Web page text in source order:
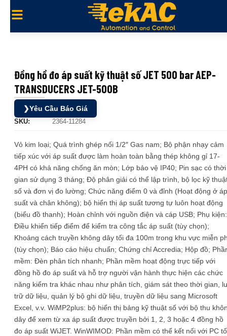
Đồng hồ đo áp suất kỹ thuật số JET 500 bar AEP-
TRANSDUCERS JET-500B
❯Yêu Cầu Báo Giá
SKU: 2364-11284
Vỏ kim loại; Quá trình ghép nối 1/2″ Gas nam; Bộ phận nhạy cảm
tiếp xúc với áp suất được làm hoàn toàn bằng thép không gỉ 17-
4PH có khả năng chống ăn mòn; Lớp bảo vệ IP40; Pin sạc có thời
gian sử dụng 3 tháng; Độ phân giải có thể lập trình, bộ lọc kỹ
số và đơn vị đo lường; Chức năng điểm 0 và đỉnh (Hoạt động ở áp
suất và chân không); bộ hiển thị áp suất tương tự luôn hoạt động
(biểu đồ thanh); Hoàn chỉnh với nguồn điện và cáp USB; Phụ kiện:
Điều khiển tiếp điểm để kiểm tra công tắc áp suất (tùy chọn);
Khoảng cách truyền không dây tối đa 100m trong khu vực miễn
(tùy chọn); Báo cáo hiệu chuẩn; Chứng chỉ Accredia; Hộp đồ;
mềm: Đèn phân tích nhanh; Phần mềm hoạt động trực tiếp với
đồng hồ đo áp suất và hỗ trợ người vận hành thực hiện các chức
năng kiểm tra khác nhau như phân tích, giám sát theo thời gian,
trữ dữ liệu, quản lý bộ ghi dữ liệu, truyền dữ liệu sang Microsoft
Excel, v.v. WiMP2plus: bộ hiển thị bảng kỹ thuật số với bộ thu
dây để xem từ xa áp suất được truyền bởi 1, 2, 3 hoặc 4 đồng hồ
đo áp suất WiJET. WinWIMOD: Phần mềm có thể kết nối với PC